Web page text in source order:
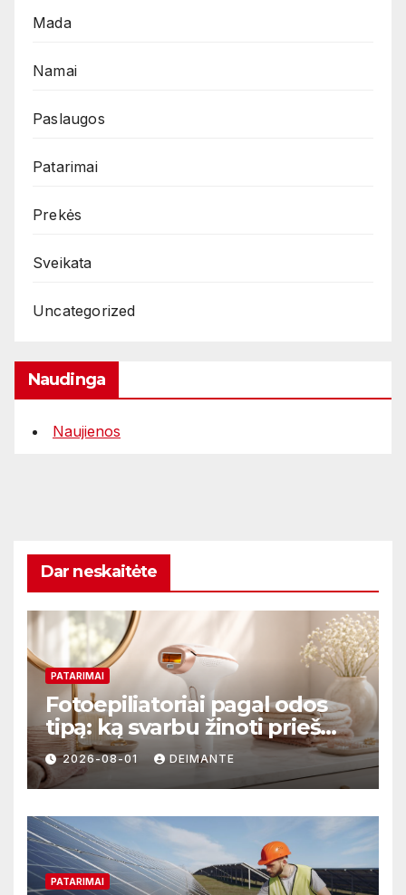
Mada
Namai
Paslaugos
Patarimai
Prekės
Sveikata
Uncategorized
Naudinga
Naujienos
Dar neskaitėte
PATARIMAI
Fotoepiliatoriai pagal odos
tipą: ką svarbu žinoti prieš
perkant?
2026-08-01 DEIMANTE
PATARIMAI